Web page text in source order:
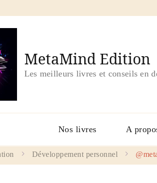
MetaMind Edition
Les meilleurs livres et conseils en
Nos livres A
Développement personnel